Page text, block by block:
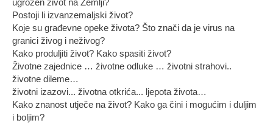
ugrožen život na Zemlji?
Postoji li izvanzemaljski život?
Koje su građevne opeke života? Što znači da je virus na
granici živog i neživog?
Kako produljiti život? Kako spasiti život?
Životne zajednice … životne odluke … životni strahovi..
životne dileme…
životni izazovi... životna otkrića... ljepota života…
Kako znanost utječe na život? Kako ga čini i mogućim i duljim
i boljim?